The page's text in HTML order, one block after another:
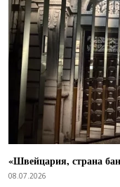
«Швейцария, страна
08.07.2026